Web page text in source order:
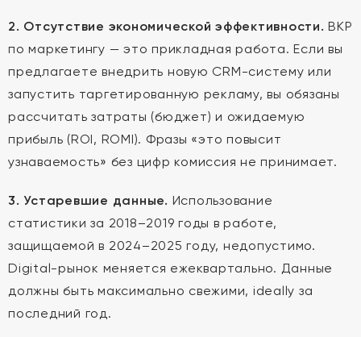
2. Отсутствие экономической эффективности. ВКР
по маркетингу — это прикладная работа. Если вы
предлагаете внедрить новую CRM-систему или
запустить таргетированную рекламу, вы обязаны
рассчитать затраты (бюджет) и ожидаемую
прибыль (ROI, ROMI). Фразы «это повысит
узнаваемость» без цифр комиссия не принимает.
3. Устаревшие данные. Использование
статистики за 2018–2019 годы в работе,
защищаемой в 2024–2025 году, недопустимо.
Digital-рынок меняется ежеквартально. Данные
должны быть максимально свежими, ideally за
последний год.